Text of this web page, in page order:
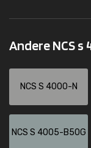
Andere NCS s
NCS S 4000-N
NCS S 4005-B50G